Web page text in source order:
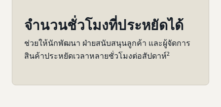
จำนวนชั่วโมงที่ประหยัดได้
ช่วยให้นักพัฒนา ฝ่ายสนับสนุนลูกค้า และผู้จัดการ
สินค้าประหยัดเวลาหลายชั่วโมงต่อสัปดาห์2